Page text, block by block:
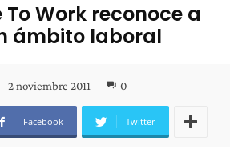
Work reconoce a
ámbito laboral
2 noviembre 2011 0
Facebook Twitter